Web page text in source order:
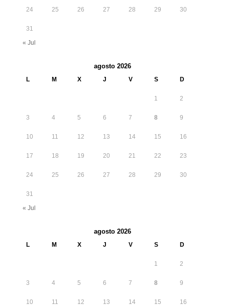
24 25 26 27 28 29 30
31
« Jul
agosto 2026
L M X J V S D
1 2
3 4 5 6 7 8 9
10 11 12 13 14 15 16
17 18 19 20 21 22 23
24 25 26 27 28 29 30
31
« Jul
agosto 2026
L M X J V S D
1 2
3 4 5 6 7 8 9
10 11 12 13 14 15 16